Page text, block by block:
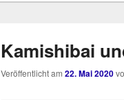
Kamishibai
Veröffentlicht am 22. Mai 2020